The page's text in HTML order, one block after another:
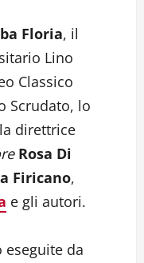
Floria, il
Lino
Classico
Scrudato, lo
direttrice
Rosa Di
Firicano,
e gli autori.
eseguite da